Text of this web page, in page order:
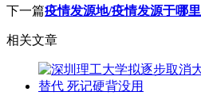
下一篇疫情发源地/疫情发源于哪里
相关文章